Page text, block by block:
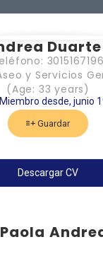
3015167196
y Servicios
(Age: 33 years)
Miembro desde, junio
Guardar
Descargar CV